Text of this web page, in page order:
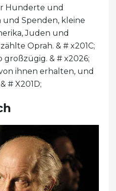
Hunderte und
Spenden, kleine
Juden und
Oprah. & # x201C;
großzügig. & # x2026;
ihnen erhalten, und
# X201D;